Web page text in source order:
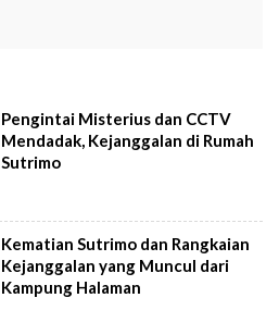
Pengintai Misterius dan CCTV
Mendadak, Kejanggalan di Rumah
Sutrimo
Kematian Sutrimo dan Rangkaian
Kejanggalan yang Muncul dari
Kampung Halaman